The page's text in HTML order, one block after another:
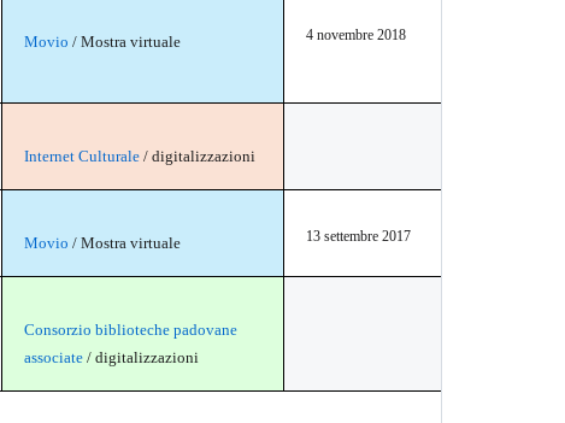
Movio / Mostra virtuale 4 novembre 2018
Internet Culturale / digitalizzazioni
Movio / Mostra virtuale 13 settembre 2017
Consorzio biblioteche padovane
associate / digitalizzazioni